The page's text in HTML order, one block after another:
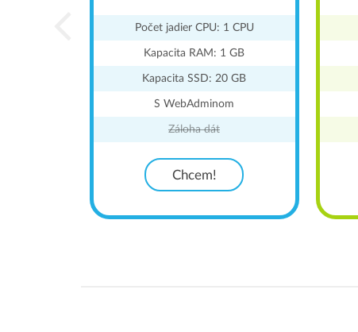
Počet jadier CPU: 1 CPU
Kapacita RAM: 1 GB
Kapacita SSD: 20 GB
S WebAdminom
Záloha dát
Chcem!